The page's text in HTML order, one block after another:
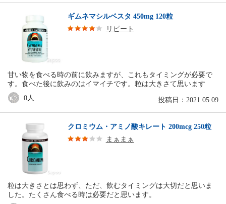
ギムネマシルベスタ 450mg 120粒
リピート
甘い物を食べる時の前に飲みますが、これもタイミングが必要で
す。食べた後に飲みのはイマイチです。粒は大きさて思います
投稿日：2021.05.09
0人
クロミウム・アミノ酸キレート 200mcg 250粒
まぁまぁ
粒は大きさとは思わず、ただ、飲むタイミングは大切だと思いま
した。たくさん食べる時は必要だと思います。